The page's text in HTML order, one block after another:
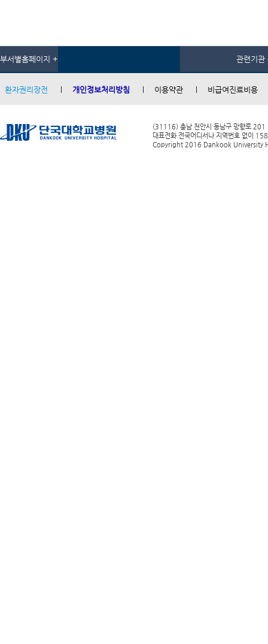
부서별홈페이지 + 관련기관
환자권리장전 개인정보처리방침 이용약관 비급여진료비용
(31116) 충남 천안시 동남구 망향로 201
대표전화 전국어디서나 지역번호 없이
Copyright 2016 Dankook University